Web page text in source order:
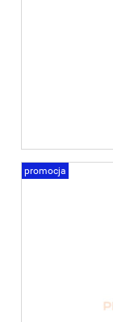
promocja